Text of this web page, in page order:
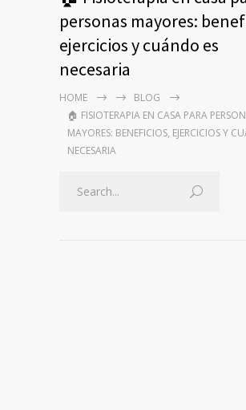
personas mayores:
ejercicios y cuándo es
necesaria
HOME
BLOG
🏠 FISIOTERAPIA EN CASA PARA
MAYORES: BENEFICIOS, EJERCICIOS Y
NECESARIA